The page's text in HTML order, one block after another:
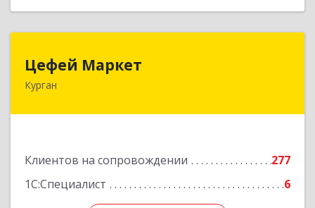
Цефей Маркет
Курган
Клиентов на сопровождении
277
1С:Специалист
6
640002, Курганская обл, Курган г, М.Горького